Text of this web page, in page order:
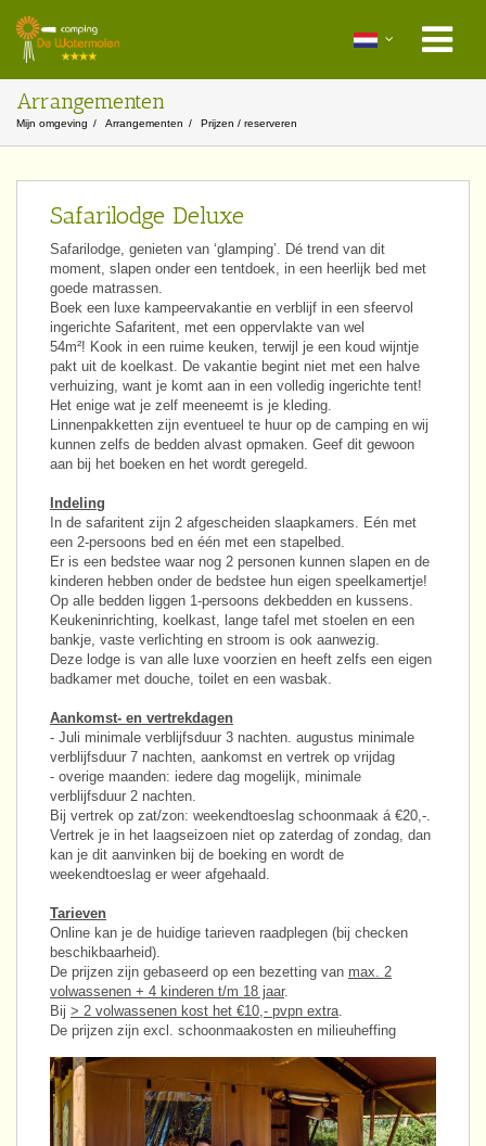
Arrangementen
Mijn omgeving Arrangementen Prijzen / reserveren
Safarilodge Deluxe
Safarilodge, genieten van ‘glamping’. Dé trend van dit
moment, slapen onder een tentdoek, in een heerlijk bed met
goede matrassen.
Boek een luxe kampeervakantie en verblijf in een sfeervol
ingerichte Safaritent, met een oppervlakte van wel
54m²! Kook in een ruime keuken, terwijl je een koud wijntje
pakt uit de koelkast. De vakantie begint niet met een halve
verhuizing, want je komt aan in een volledig ingerichte tent!
Het enige wat je zelf meeneemt is je kleding.
Linnenpakketten zijn eventueel te huur op de camping en wij
kunnen zelfs de bedden alvast opmaken. Geef dit gewoon
aan bij het boeken en het wordt geregeld.
Indeling
In de safaritent zijn 2 afgescheiden slaapkamers. Eén met
een 2-persoons bed en één met een stapelbed.
Er is een bedstee waar nog 2 personen kunnen slapen en de
kinderen hebben onder de bedstee hun eigen speelkamertje!
Op alle bedden liggen 1-persoons dekbedden en kussens.
Keukeninrichting, koelkast, lange tafel met stoelen en een
bankje, vaste verlichting en stroom is ook aanwezig.
Deze lodge is van alle luxe voorzien en heeft zelfs een eigen
badkamer met douche, toilet en een wasbak.
Aankomst- en vertrekdagen
- Juli minimale verblijfsduur 3 nachten. augustus minimale
verblijfsduur 7 nachten, aankomst en vertrek op vrijdag
- overige maanden: iedere dag mogelijk, minimale
verblijfsduur 2 nachten.
Bij vertrek op zat/zon: weekendtoeslag schoonmaak á €20,-.
Vertrek je in het laagseizoen niet op zaterdag of zondag, dan
kan je dit aanvinken bij de boeking en wordt de
weekendtoeslag er weer afgehaald.
Tarieven
Online kan je de huidige tarieven raadplegen (bij checken
beschikbaarheid).
De prijzen zijn gebaseerd op een bezetting van max. 2
volwassenen + 4 kinderen t/m 18 jaar.
Bij > 2 volwassenen kost het €10,- pvpn extra.
De prijzen zijn excl. schoonmaakosten en milieuheffing